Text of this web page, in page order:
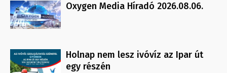
Oxygen Media Híradó 2026.08.06.
Holnap nem lesz ivóvíz az Ipar út
egy részén